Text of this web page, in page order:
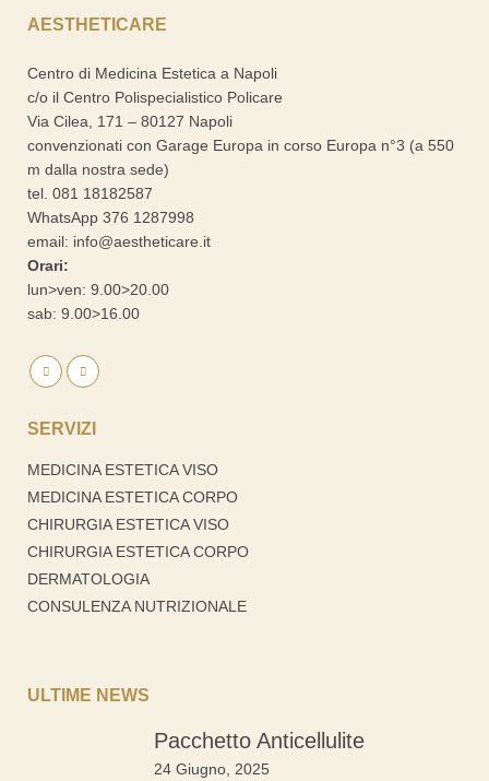
AESTHETICARE
Centro di Medicina Estetica a Napoli
c/o il Centro Polispecialistico Policare
Via Cilea, 171 – 80127 Napoli
convenzionati con Garage Europa in corso Europa n°3 (a 550
m dalla nostra sede)
tel. 081 18182587
WhatsApp 376 1287998
email: info@aestheticare.it
Orari:
lun>ven: 9.00>20.00
sab: 9.00>16.00
SERVIZI
MEDICINA ESTETICA VISO
MEDICINA ESTETICA CORPO
CHIRURGIA ESTETICA VISO
CHIRURGIA ESTETICA CORPO
DERMATOLOGIA
CONSULENZA NUTRIZIONALE
ULTIME NEWS
Pacchetto Anticellulite
24 Giugno, 2025